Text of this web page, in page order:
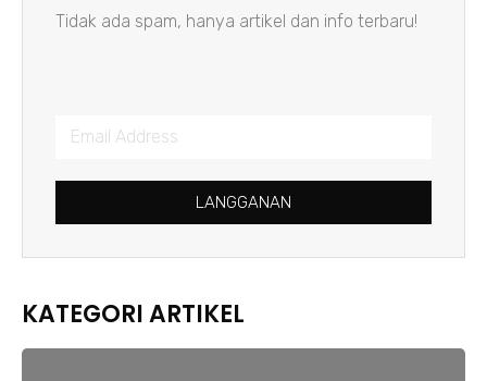
Tidak ada spam, hanya artikel dan info terbaru!
LANGGANAN
KATEGORI ARTIKEL